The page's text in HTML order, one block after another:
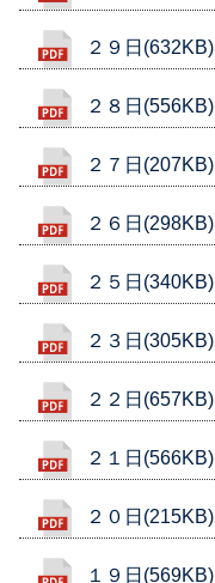
２９日(632KB)
２８日(556KB)
２７日(207KB)
２６日(298KB)
２５日(340KB)
２３日(305KB)
２２日(657KB)
２１日(566KB)
２０日(215KB)
１９日(569KB)